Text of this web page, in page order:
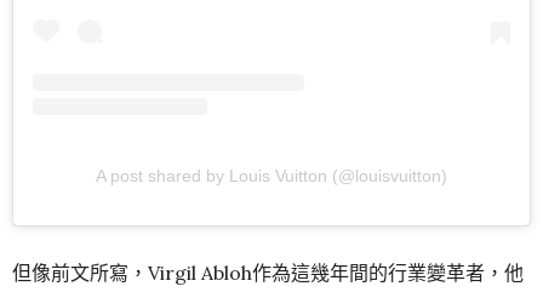
A post shared by Louis Vuitton (@louisvuitton)
但像前文所寫，Virgil Abloh作為這幾年間的行業變革者，他